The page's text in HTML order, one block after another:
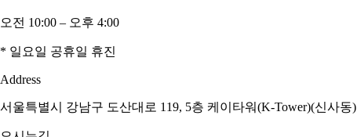
오전 10:00 – 오후 4:00
* 일요일 공휴일 휴진
Address
서울특별시 강남구 도산대로 119, 5층 케이타워(K-Tower)(신사동)